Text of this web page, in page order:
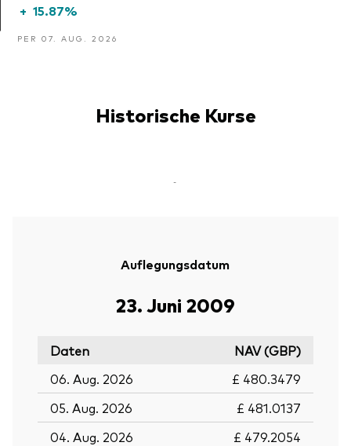
+ 15.87%
PER 07. AUG. 2026
Historische Kurse
-
Auflegungsdatum
23. Juni 2009
Daten
NAV (GBP)
06. Aug. 2026
£ 480.3479
05. Aug. 2026
£ 481.0137
04. Aug. 2026
£ 479.2054